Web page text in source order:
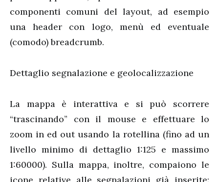
componenti comuni del layout, ad esempio
una header con logo, menù ed eventuale
(comodo) breadcrumb.
Dettaglio segnalazione e geolocalizzazione
La mappa è interattiva e si può scorrere
“trascinando” con il mouse e effettuare lo
zoom in ed out usando la rotellina (fino ad un
livello minimo di dettaglio 1:125 e massimo
1:60000). Sulla mappa, inoltre, compaiono le